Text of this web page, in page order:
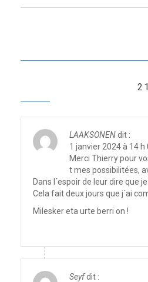
LAAKSONENdit :
1 janvier 2024 à 14 h
Merci Thierry pour
t mes possibilitées,
Dans l´espoir de leur dire que
Cela fait deux jours que j´ai
Milesker eta urte berri on !
Seyfdit :